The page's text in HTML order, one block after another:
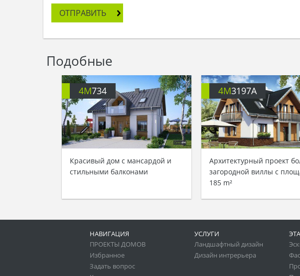
ОТПРАВИТЬ
Подобные
4M734
Красивый дом с мансардой и
стильными балконами
4M3197A
Архитектурный проект
загородной виллы с
185 m²
НАВИГАЦИЯ
ПРОЕКТЫ ДОМОВ
Избранное
Задать вопрос
УСЛУГИ
Ландшафтный дизайн
Дизайн интрерьера